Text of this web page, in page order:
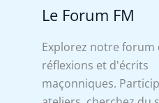
Le Forum FM
Explorez notre forum
réflexions et d'écrits
maçonniques.